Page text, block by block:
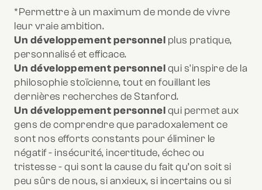
*Permettre à un maximum de monde de vivre
leur vraie ambition.
Un développement personnel plus pratique,
personnalisé et efficace.
Un développement personnelqui s'inspire de la
philosophie stoïcienne, tout en fouillant les
dernières recherches de Stanford.
Un développement personnelqui permet aux
gens de comprendre que paradoxalement ce
sont nos efforts constants pour éliminer le
négatif - insécurité, incertitude, échec ou
tristesse - qui sont la cause du fait qu’on soit si
peu sûrs de nous, si anxieux, si incertains ou si